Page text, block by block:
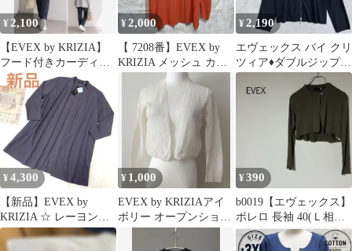
¥ 2,100
【EVEX by KRIZIA】
フード付きカーディガ
ン 羽織グレー 大きめ
¥2,000
【 7208番】EVEX by
KRIZIA メッシュ カー
ディガン 春夏
¥2,190
エヴェックス バイ クリ
ツィア♦︎ダブルジップ
ニットブルゾン L ブラ
ック
¥4,300
【新品】EVEX by
KRIZIA ☆ レーヨンフ
ライス カーディガン
¥ 1,000
EVEX by KRIZIAアイ
ボリー オープンショー
トカーディガン40#262
¥390
b0019【エヴェックス】
ボレロ 長袖 40(Ｌ相当)
薄手 カーディガン